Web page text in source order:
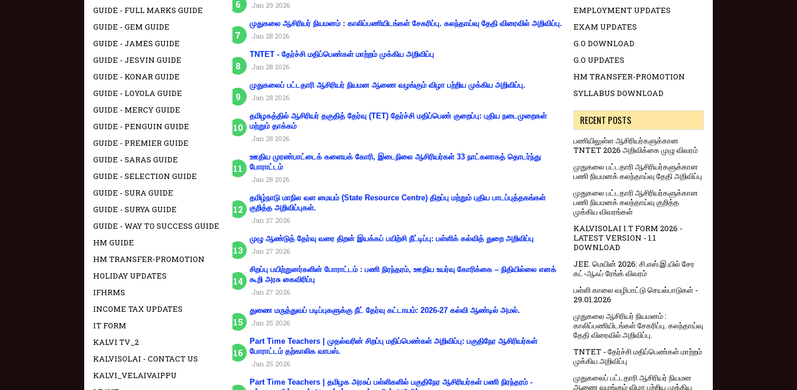
Jan 29 2026
முதுகலை ஆசிரியர் நியமனம் : காலிப்பணியிடங்கள் சேகரிப்பு. கலந்தாய்வு தேதி விரைவில் அறிவிப்பு.
Jan 28 2026
TNTET - தேர்ச்சி மதிப்பெண்கள் மாற்றம் முக்கிய அறிவிப்பு
Jan 28 2026
முதுகலைப் பட்டதாரி ஆசிரியர் நியமன ஆணை வழங்கும் விழா பற்றிய முக்கிய அறிவிப்பு.
Jan 28 2026
தமிழகத்தில் ஆசிரியர் தகுதித் தேர்வு (TET) தேர்ச்சி மதிப்பெண் குறைப்பு: புதிய நடைமுறைகள்
மற்றும் தாக்கம்
Jan 28 2026
ஊதிய முரண்பாட்டைக் களையக் கோரி, இடைநிலை ஆசிரியர்கள் 33 நாட்களாகத் தொடர்ந்து
போராட்டம்
Jan 28 2026
தமிழ்நாடு மாநில வள மையம் (State Resource Centre) திறப்பு மற்றும் புதிய பாடப்புத்தகங்கள்
குறித்த அறிவிப்புகள்.
Jan 27 2026
முழு ஆண்டுத் தேர்வு வரை திறன் இயக்கப் பயிற்சி நீட்டிப்பு: பள்ளிக் கல்வித் துறை அறிவிப்பு
Jan 27 2026
சிறப்பு பயிற்றுனர்களின் போராட்டம் : பணி நிரந்தரம், ஊதிய உயர்வு கோரிக்கை – நிதியில்லை எனக்
கூறி அரசு கைவிரிப்பு
Jan 27 2026
துணை மருத்துவப் படிப்புகளுக்கு நீட் தேர்வு கட்டாயம்: 2026-27 கல்வி ஆண்டில் அமல்.
Jan 25 2026
Part Time Teachers | முதல்வரின் சிறப்பு மதிப்பெண்கள் அறிவிப்பு: பகுதிநேர ஆசிரியர்கள்
போராட்டம் தற்காலிக வாபஸ்.
Jan 25 2026
Part Time Teachers | தமிழக அரசுப் பள்ளிகளில் பகுதிநேர ஆசிரியர்கள் பணி நிரந்தரம் -
GUIDE - FULL MARKS GUIDE
GUIDE - GEM GUIDE
GUIDE - JAMES GUIDE
GUIDE - JESVIN GUIDE
GUIDE - KONAR GUIDE
GUIDE - LOYOLA GUIDE
GUIDE - MERCY GUIDE
GUIDE - PENGUIN GUIDE
GUIDE - PREMIER GUIDE
GUIDE - SARAS GUIDE
GUIDE - SELECTION GUIDE
GUIDE - SURA GUIDE
GUIDE - SURYA GUIDE
GUIDE - WAY TO SUCCESS GUIDE
HM GUIDE
HM TRANSFER-PROMOTION
HOLIDAY UPDATES
IFHRMS
INCOME TAX UPDATES
IT FORM
KALVI TV_2
KALVISOLAI - CONTACT US
KALVI_VELAIVAIPPU
EMPLOYMENT UPDATES
EXAM UPDATES
G.O DOWNLOAD
G.O UPDATES
HM TRANSFER-PROMOTION
SYLLABUS DOWNLOAD
RECENT POSTS
பணியிலுள்ள ஆசிரியர்களுக்கான
TNTET 2026 அறிவிக்கை முழு விவரம்
முதுகலை பட்டதாரி ஆசிரியர்களுக்கான
பணி நியமனக் கலந்தாய்வு தேதி அறிவிப்பு
முதுகலை பட்டதாரி ஆசிரியர்களுக்கான
பணி நியமனக் கலந்தாய்வு குறித்த
முக்கிய விவரங்கள்
KALVISOLAI I.T FORM 2026 -
LATEST VERSION - 1.1
DOWNLOAD
JEE. மெயின் 2026: சி.எஸ்.இ.யில் சேர
கட்-ஆஃப் ரேங்க் விவரம்
பள்ளி காலை வழிபாட்டு செயல்பாடுகள் -
29.01.2026
முதுகலை ஆசிரியர் நியமனம் :
காலிப்பணியிடங்கள் சேகரிப்பு. கலந்தாய்வு
தேதி விரைவில் அறிவிப்பு.
TNTET - தேர்ச்சி மதிப்பெண்கள் மாற்றம்
முக்கிய அறிவிப்பு
முதுகலைப் பட்டதாரி ஆசிரியர் நியமன
ஆணை வழங்கும் விழா பற்றிய முக்கிய